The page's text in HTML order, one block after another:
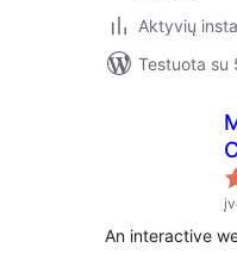
Aktyvių
Testuota su
An interactive